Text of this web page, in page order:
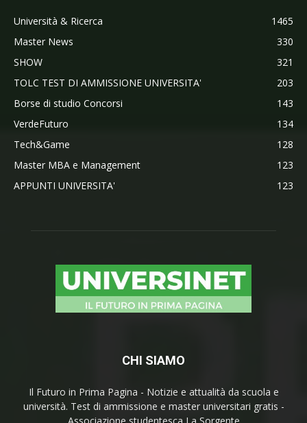
Università & Ricerca
1465
Master News
330
SHOW
321
TOLC TEST DI AMMISSIONE UNIVERSITA'
203
Borse di studio Concorsi
143
VerdeFuturo
134
Tech&Game
128
Master MBA e Management
123
APPUNTI UNIVERSITA'
123
CHI SIAMO
Il Futuro in Prima Pagina - Notizie e attualità da scuola e
università. Test di ammissione e master universitari gratis -